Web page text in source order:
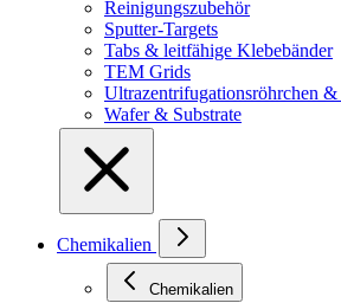
Reinigungszubehör
Sputter-Targets
Tabs & leitfähige Klebebänder
TEM Grids
Ultrazentrifugationsröhrchen &
Wafer & Substrate
Chemikalien
Chemikalien